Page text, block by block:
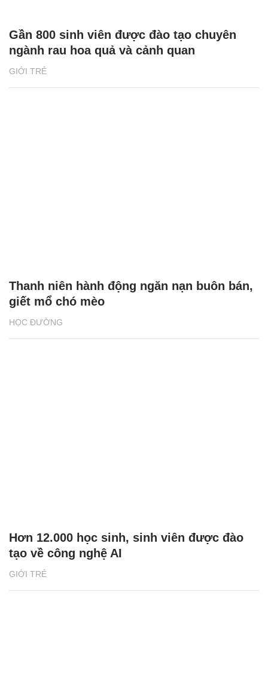
GIỚI TRẺ
Gần 800 sinh viên được đào tạo chuyên
ngành rau hoa quả và cảnh quan
HỌC ĐƯỜNG
Thanh niên hành động ngăn nạn buôn bán,
giết mổ chó mèo
GIỚI TRẺ
Hơn 12.000 học sinh, sinh viên được đào
tạo về công nghệ AI